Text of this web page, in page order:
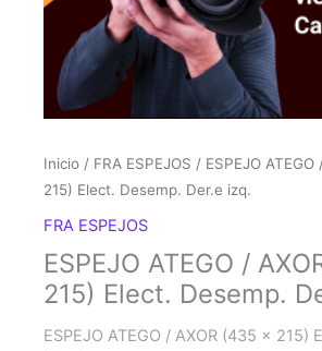
Inicio / FRA ESPEJOS / ESPEJO
215) Elect. Desemp. Der.e izq.
FRA ESPEJOS
ESPEJO ATEGO /
215) Elect. Desemp.
ESPEJO ATEGO / AXOR (435 x 215)